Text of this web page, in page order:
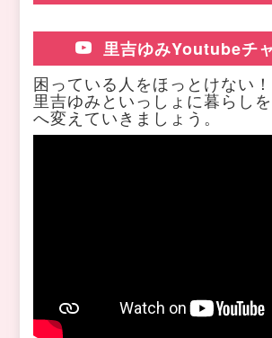
里吉ゆみYoutubeチ
困っている人をほっとけない！
里吉ゆみといっしょに暮らし
へ変えていきましょう。